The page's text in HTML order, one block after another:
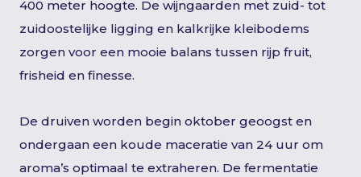
400 meter hoogte. De wijngaarden met zuid- tot
zuidoostelijke ligging en kalkrijke kleibodems
zorgen voor een mooie balans tussen rijp fruit,
frisheid en finesse.
De druiven worden begin oktober geoogst en
ondergaan een koude maceratie van 24 uur om
aroma’s optimaal te extraheren. De fermentatie